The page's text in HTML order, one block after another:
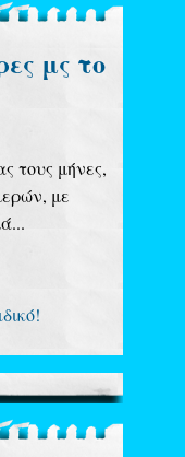
μς το
τους μήνες,
με